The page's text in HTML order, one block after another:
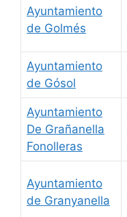
Ayuntamiento
de Golmés
Ayuntamiento
de Gósol
Ayuntamiento
De Grañanella
Fonolleras
Ayuntamiento
de Granyanella